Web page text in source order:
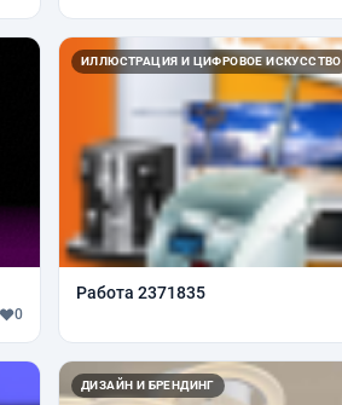
0
ИЛЛЮСТРАЦИЯ И ЦИФРОВОЕ ИСКУССТВО
Работа 2371835
ДИЗАЙН И БРЕНДИНГ